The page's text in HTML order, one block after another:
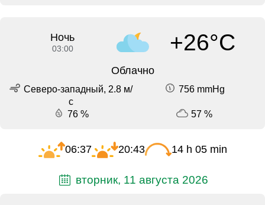
Ночь
03:00 +26°C
Облачно
Северо-западный, 2.8 м/
с
756 mmHg
76 % 57 %
06:37 20:43 14 h 05 min
вторник, 11 августа 2026